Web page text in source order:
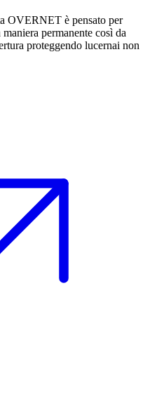
OVERNET è pensato per
maniera permanente così da
proteggendo lucernai non